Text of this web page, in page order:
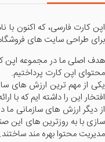
اپن کارت فارسی، که اکنون با نام شرکت
برای طراحی سایت های
هدف اصلی ما در مجموعه اپن
محتوای اپن کارت پرداختیم.
یکی از مهم ترین ارزش های
افتخار این را داشته ایم که
از دیگر ارزش های سازمانی
سازی با به روزترین های این
مدیریت محتوا بهره مند